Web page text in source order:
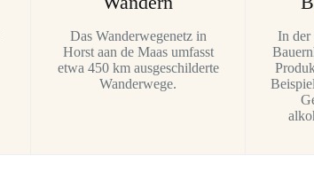
Das Wanderwegenetz in
Horst aan de Maas umfasst
etwa 450 km ausgeschilderte
Wanderwege.
In der